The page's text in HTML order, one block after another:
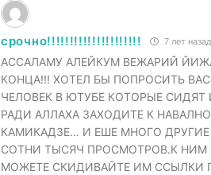
срочно!!!!!!!!!!!!!!!!!!!!! 7 лет назад
АССАЛАМУ АЛЕЙКУМ ВЕЖАРИЙ
КОНЦА!!! ХОТЕЛ БЫ ПОПРОСИТЬ
ЧЕЛОВЕК В ЮТУБЕ КОТОРЫЕ
РАДИ АЛЛАХА ЗАХОДИТЕ К
КАМИКАДЗЕ… И ЕШЕ МНОГО
СОТНИ ТЫСЯЧ ПРОСМОТРОВ.К НИМ
МОЖЕТЕ СКИДИВАЙТЕ ИМ ССЫЛКИ